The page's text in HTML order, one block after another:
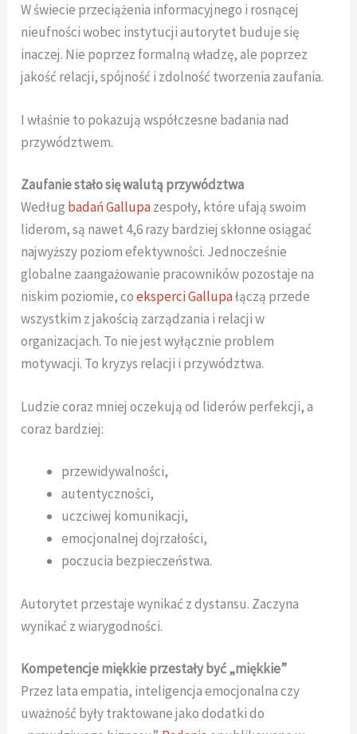
W świecie przeciążenia informacyjnego i rosnącej
nieufności wobec instytucji autorytet buduje się
inaczej. Nie poprzez formalną władzę, ale poprzez
jakość relacji, spójność i zdolność tworzenia zaufania.
I właśnie to pokazują współczesne badania nad
przywództwem.
Zaufanie stało się walutą przywództwa
Według badań Gallupazespoły, które ufają swoim
liderom, są nawet 4,6 razy bardziej skłonne osiągać
najwyższy poziom efektywności. Jednocześnie
globalne zaangażowanie pracowników pozostaje na
niskim poziomie, coeksperci Gallupałączą przede
wszystkim z jakością zarządzania i relacji w
organizacjach. To nie jest wyłącznie problem
motywacji. To kryzys relacji i przywództwa.
Ludzie coraz mniej oczekują od liderów perfekcji, a
coraz bardziej:
przewidywalności,
autentyczności,
uczciwej komunikacji,
emocjonalnej dojrzałości,
poczucia bezpieczeństwa.
Autorytet przestaje wynikać z dystansu. Zaczyna
wynikać z wiarygodności.
Kompetencje miękkie przestały być „miękkie”
Przez lata empatia, inteligencja emocjonalna czy
uważność były traktowane jako dodatki do